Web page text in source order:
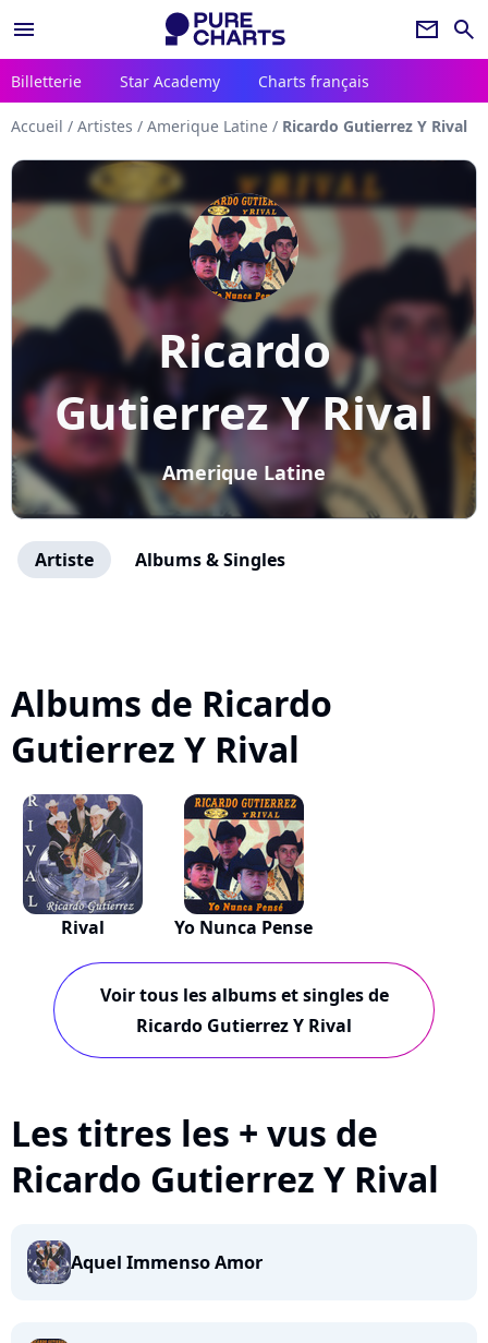
menu newsletter search
Billetterie Star Academy Charts français
Accueil / Artistes / Amerique Latine / Ricardo Gutierrez Y Rival
Ricardo
Gutierrez Y Rival
Amerique Latine
Artiste Albums & Singles
Albums de Ricardo
Gutierrez Y Rival
Rival Yo Nunca Pense
Voir tous les albums et singles de
Ricardo Gutierrez Y Rival
Les titres les + vus de
Ricardo Gutierrez Y Rival
Aquel Immenso Amor